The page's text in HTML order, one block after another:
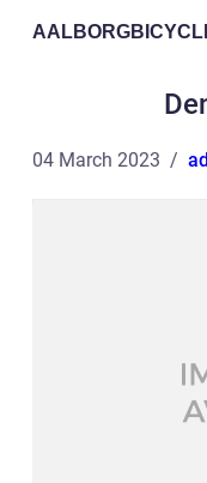
04 March 2023